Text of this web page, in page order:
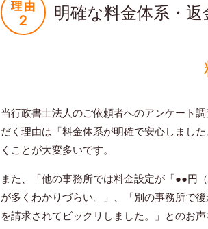
明確な料金体系・返
当行政書士法人のご依頼者へのアンケート
だく理由は「料金体系が明確で安心しまし
くことが大変多いです。
また、「他の事務所では料金設定が「●●円
が多くわかりづらい。」、「別の事務所で
を請求されてビックリしました。」とのお声